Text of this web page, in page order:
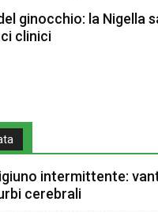
ginocchio: la Nigella
clinici
intermittente:
cerebrali